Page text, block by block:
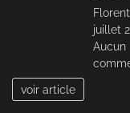
Florent
juillet
Aucun
voir article